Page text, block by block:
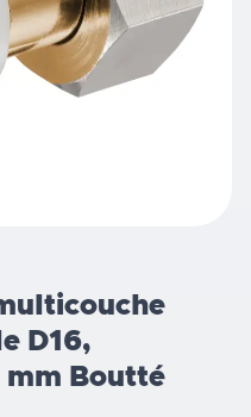
D16,
mm Boutté